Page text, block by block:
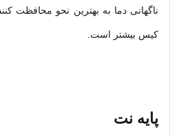
ناگهانی دما به بهترین نحو محافظت
کیس بیشتر است.
پایه نت